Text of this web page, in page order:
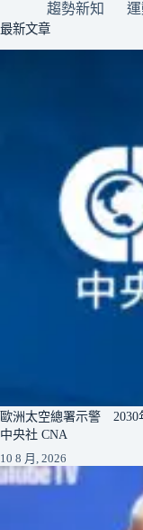
趨勢新知
最新文章
歐洲太空總署示警 2030
中央社 CNA
10 8 月, 2026